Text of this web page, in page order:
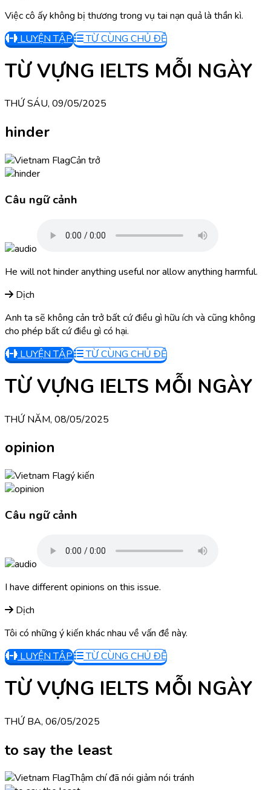
Việc cô ấy không bị thương trong vụ tai nạn quả là thần kì.
LUYỆN TẬP
TỪ CÙNG CHỦ ĐỀ
TỪ VỰNG IELTS MỖI NGÀY
THỨ SÁU, 09/05/2025
hinder
Cản trở
Câu ngữ cảnh
He will not hinder anything useful nor allow anything harmful.
Dịch
Anh ta sẽ không cản trở bất cứ điều gì hữu ích và cũng không
cho phép bất cứ điều gì có hại.
LUYỆN TẬP
TỪ CÙNG CHỦ ĐỀ
TỪ VỰNG IELTS MỖI NGÀY
THỨ NĂM, 08/05/2025
opinion
ý kiến
Câu ngữ cảnh
I have different opinions on this issue.
Dịch
Tôi có những ý kiến khác nhau về vấn đề này.
LUYỆN TẬP
TỪ CÙNG CHỦ ĐỀ
TỪ VỰNG IELTS MỖI NGÀY
THỨ BA, 06/05/2025
to say the least
Thậm chí đã nói giảm nói tránh